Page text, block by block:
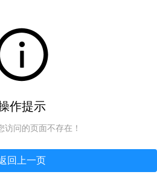
作提示
访问的页面不存在！
回上一页